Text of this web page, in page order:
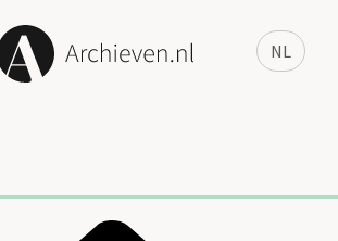
NL